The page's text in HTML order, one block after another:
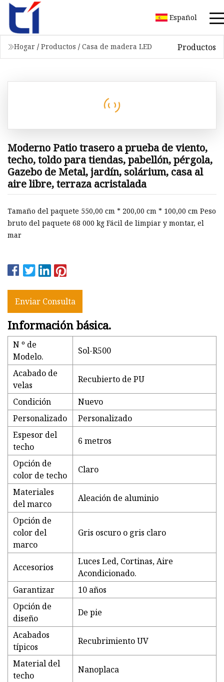
Español
Hogar / Productos / Casa de madera LED Productos
Moderno Patio trasero a prueba de viento,
techo, toldo para tiendas, pabellón, pérgola,
Gazebo de Metal, jardín, solárium, casa al
aire libre, terraza acristalada
Tamaño del paquete 550,00 cm * 200,00 cm * 100,00 cm Peso
bruto del paquete 68 000 kg Fácil de limpiar y montar, el
mar
Enviar Consulta
Información básica.
N º de
Modelo.
Sol-R500
Acabado de
velas
Recubierto de PU
Condición
Nuevo
Personalizado
Personalizado
Espesor del
techo
6 metros
Opción de
color de techo
Claro
Materiales
del marco
Aleación de aluminio
Opción de
color del
marco
Gris oscuro o gris claro
Accesorios
Luces Led, Cortinas, Aire
Acondicionado.
Garantizar
10 años
Opción de
diseño
De pie
Acabados
típicos
Recubrimiento UV
Material del
techo
Nanoplaca